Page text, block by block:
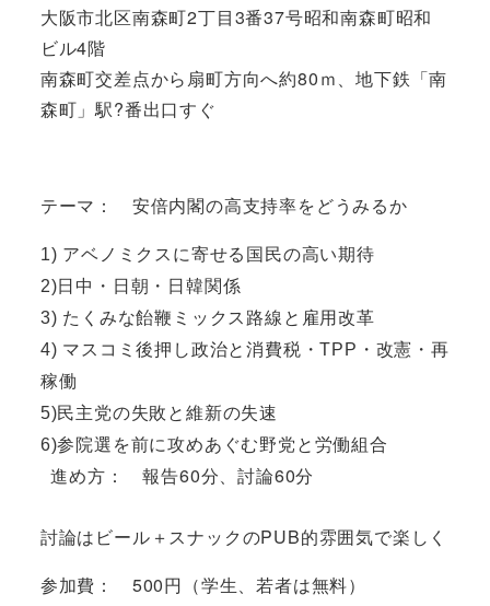
大阪市北区南森町2丁目3番37号昭和南森町昭和
ビル4階
南森町交差点から扇町方向へ約80ｍ、地下鉄「南
森町」駅?番出口すぐ
テーマ： 安倍内閣の高支持率をどうみるか
1) アベノミクスに寄せる国民の高い期待
2)日中・日朝・日韓関係
3) たくみな飴鞭ミックス路線と雇用改革
4) マスコミ後押し政治と消費税・TPP・改憲・再
稼働
5)民主党の失敗と維新の失速
6)参院選を前に攻めあぐむ野党と労働組合
進め方： 報告60分、討論60分
討論はビール＋スナックのPUB的雰囲気で楽しく
参加費： 500円（学生、若者は無料）